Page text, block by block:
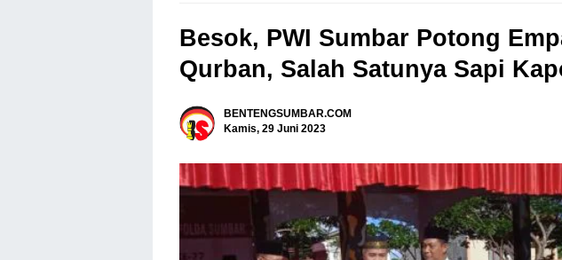
Besok, PWI Sumbar Potong
Qurban, Salah Satunya Sapi
BENTENGSUMBAR.COM
Kamis, 29 Juni 2023